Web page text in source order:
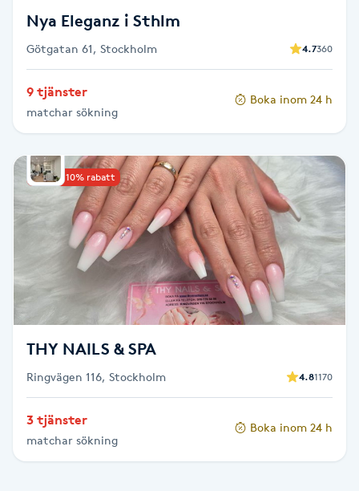
Manikyr & Pedikyr
Massage
Medial vägledning
Medicinsk massage
Meditation
Medium
Megavolymfransar
MicroPen
Nya Eleganz i Sthlm
Götgatan 61, Stockholm 4.7360
9 tjänster
matchar sökning
Boka inom 24 h
Upp till 10% rabatt
THY NAILS & SPA
Ringvägen 116, Stockholm 4.81170
3 tjänster
matchar sökning
Boka inom 24 h